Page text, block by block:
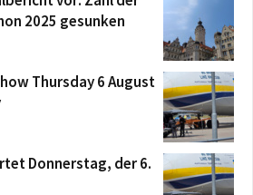
2025 gesunken
Thursday 6 August
Donnerstag, der 6.